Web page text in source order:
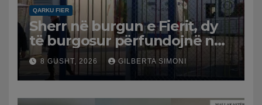
QARKU FIER
Sherr në burgun e Fierit, dy
të burgosur përfundojnë në
spital
8 GUSHT, 2026 GILBERTA SIMONI